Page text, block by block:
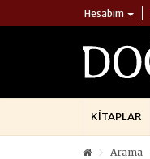
Hesabım
KITAPLAR
Arama